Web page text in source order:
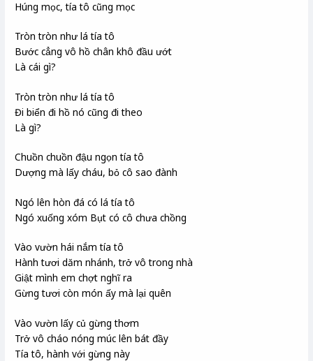
Húng mọc, tía tô cũng mọc
Tròn tròn như lá tía tô
Bước cẳng vô hồ chân khô đầu ướt
Là cái gì?
Tròn tròn như lá tía tô
Đi biển đi hồ nó cũng đi theo
Là gì?
Chuồn chuồn đậu ngọn tía tô
Dượng mà lấy cháu, bỏ cô sao đành
Ngó lên hòn đá có lá tía tô
Ngó xuống xóm Bụt có cô chưa chồng
Vào vườn hái nắm tía tô
Hành tươi dăm nhánh, trở vô trong nhà
Giật mình em chợt nghĩ ra
Gừng tươi còn món ấy mà lại quên
Vào vườn lấy củ gừng thơm
Trở vô cháo nóng múc lên bát đầy
Tía tô, hành với gừng này